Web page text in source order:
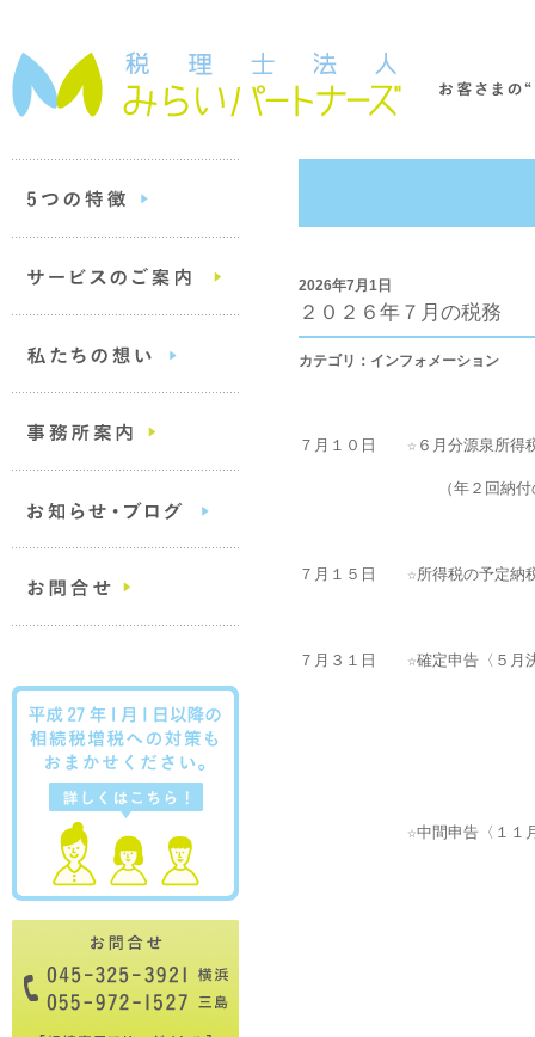
2026年7月1日
２０２６年７月の税務
カテゴリ：インフォメーション